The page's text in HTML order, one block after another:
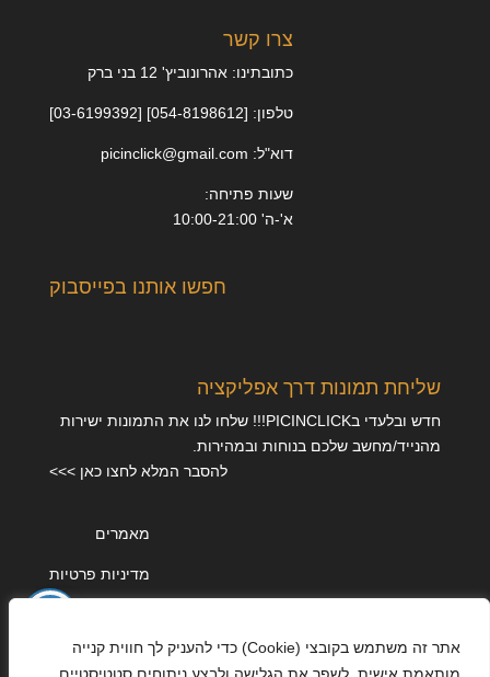
אתר זה משתמש בקובצי (Cookie) כדי להעניק לך חווית קנייה
צרו קשר
כתובתינו: אהרונוביץ' 12 בני ברק
טלפון: [054-8198612] [03-6199392]
דוא"ל: picinclick@gmail.com
שעות פתיחה:
א'-ה' 10:00-21:00
חפשו אותנו בפייסבוק
שליחת תמונות דרך אפליקציה
חדש ובלעדי בPICINCLICK!!! שלחו לנו את התמונות ישירות
מהנייד/מחשב שלכם בנוחות ובמהירות.
להסבר המלא לחצו כאן >>>
מאמרים
מדיניות פרטיות